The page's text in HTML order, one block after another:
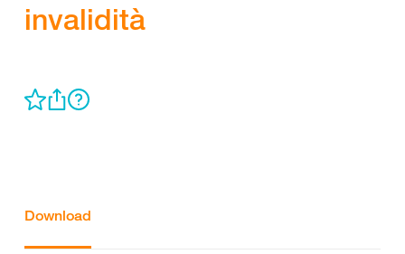
invalidità
Download